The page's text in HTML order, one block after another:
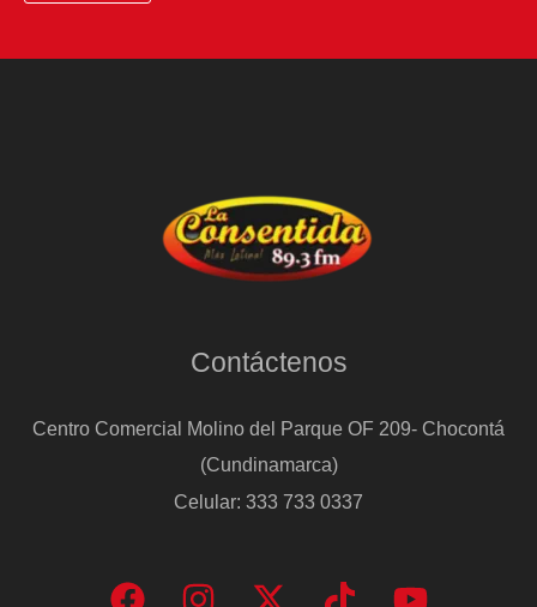
1996
Contáctenos
Centro Comercial Molino del Parque OF 209- Chocontá
(Cundinamarca)
Celular: 333 733 0337